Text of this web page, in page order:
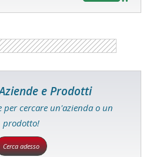
e Prodotti
per cercare un'azienda o un
prodotto!
Cerca adesso